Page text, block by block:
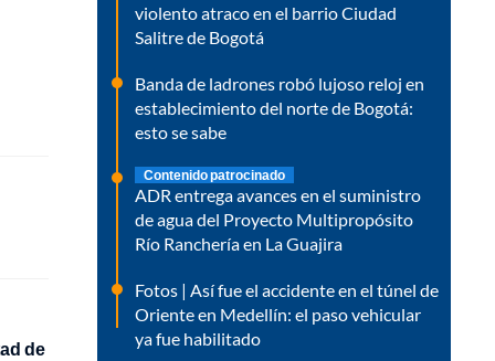
de
violento atraco en el barrio Ciudad
Salitre de Bogotá
Banda de ladrones robó lujoso reloj en
establecimiento del norte de Bogotá:
esto se sabe
Contenido patrocinado
ADR entrega avances en el suministro
de agua del Proyecto Multipropósito
Río Ranchería en La Guajira
Fotos | Así fue el accidente en el túnel de
Oriente en Medellín: el paso vehicular
ya fue habilitado